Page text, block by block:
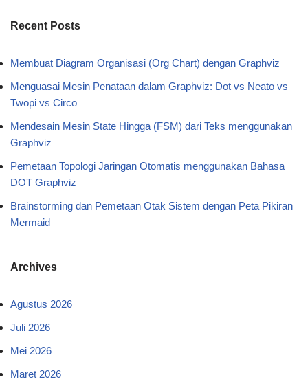
Recent Posts
Membuat Diagram Organisasi (Org Chart) dengan Graphviz
Menguasai Mesin Penataan dalam Graphviz: Dot vs Neato vs
Twopi vs Circo
Mendesain Mesin State Hingga (FSM) dari Teks menggunakan
Graphviz
Pemetaan Topologi Jaringan Otomatis menggunakan Bahasa
DOT Graphviz
Brainstorming dan Pemetaan Otak Sistem dengan Peta Pikiran
Mermaid
Archives
Agustus 2026
Juli 2026
Mei 2026
Maret 2026